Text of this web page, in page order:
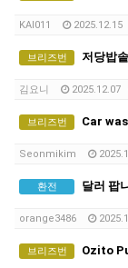
KAI011 2025.12.15
브리즈번 저당밥솥, 전기
김요니 2025.12.07
브리즈번 Car
Seonmikim
환전 달러 팝
orange3486
브리즈번 Ozito